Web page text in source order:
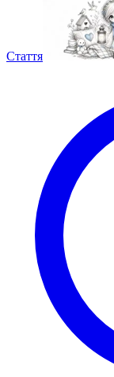
Стаття